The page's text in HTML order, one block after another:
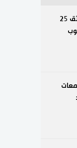
بيرفيوم.. فيلم وثائقي يوثق 25